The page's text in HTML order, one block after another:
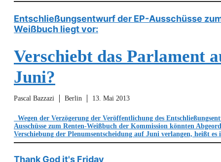
Entschließungsentwurf der EP-Ausschüsse
Weißbuch liegt vor:
Verschiebt das Parlament
Juni?
Pascal Bazzazi Berlin 13. Mai 2013
Wegen der Verzögerung der Veröffentlichung des
Ausschüsse zum Renten-Weißbuch der Kommission könnten
Verschiebung der Plenumsentscheidung auf Juni verlangen, heißt es
Thank God it's Friday